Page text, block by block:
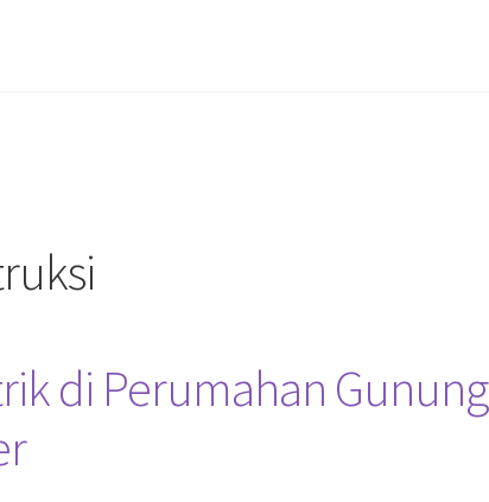
di Perumahan Gunung